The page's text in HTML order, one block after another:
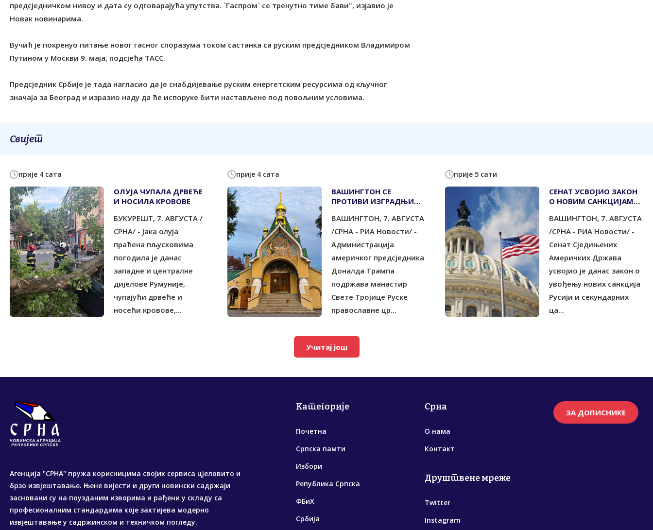
предсједничком нивоу и дата су одговарајућа упутства. `Гаспром` се тренутно тиме бави", изјавио је
Новак новинарима.
Вучић је покренуо питање новог гасног споразума током састанка са руским предсједником Владимиром
Путином у Москви 9. маја, подсјећа ТАСС.
Предсједник Србије је тада нагласио да је снабдијевање руским енергетским ресурсима од кључног
значаја за Београд и изразио наду да ће испоруке бити настављене под повољним условима.
Свијет
прије 4 сата
ОЛУЈА ЧУПАЛА ДРВЕЋЕ
И НОСИЛА КРОВОВЕ
БУКУРЕШT, 7. АВГУСТА /
СРНА/ - Јака олуја
праћена пљусковима
погодила је данас
западне и централне
дијелове Румуније,
чупајући дрвеће и
носећи кровове,...
прије 4 сата
ВАШИНГТОН СЕ
ПРОТИВИ ИЗГРАДЊИ
РУСКОГ МАНАСТИРА
ВАШИНГТОН, 7. АВГУСТА
/СРНА - РИА Новости/ -
Администрација
америчког предсједника
Доналда Трампа
подржава манастир
Свете Тројице Руске
православне цр...
прије 5 сати
СЕНАТ УСВОЈИО ЗАКОН
О НОВИМ САНКЦИЈАМА
ВАШИНГТОН, 7. АВГУСТА
/СРНА - РИА Новости/ -
Сенат Сједињених
Америчких Држава
усвојио је данас закон о
увођењу нових санкција
Русији и секундарних
ца...
Учитај још
Агенција "СРНА" пружа корисницима својих сервиса цјеловито и
брзо извјештавање. Њене вијести и други новински садржаји
засновани су на поузданим изворима и рађени у складу са
професионалним стандардима које захтијева модерно
извјештавање у садржинском и техничком погледу.
Категорије
Почетна
Српска памти
Избори
Република Српска
ФБиХ
Србија
Срна
О нама
Контакт
Друштвене мреже
Twitter
Instagram
ЗА ДОПИСНИКЕ